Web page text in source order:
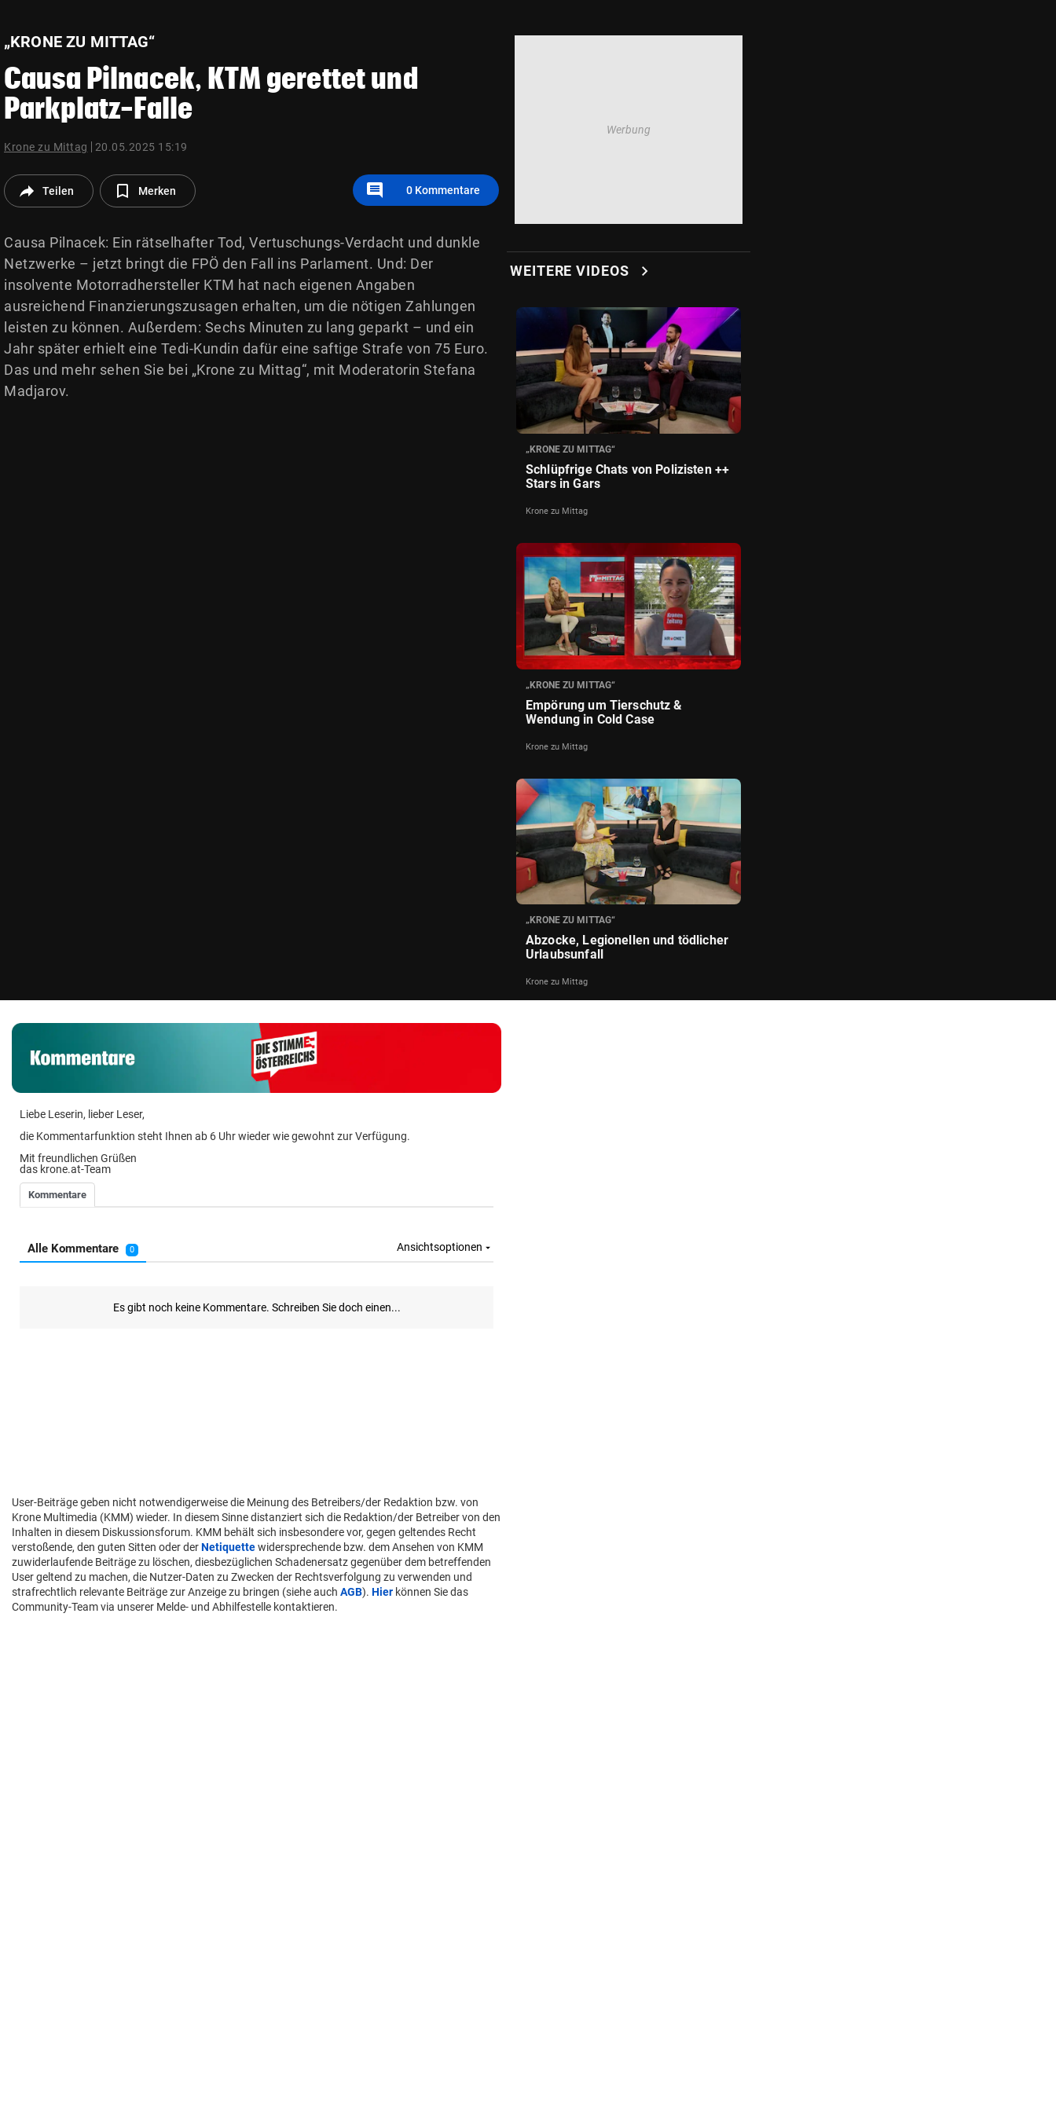
„KRONE ZU MITTAG“
Causa Pilnacek, KTM gerettet und
Parkplatz-Falle
Krone zu Mittag 20.05.2025 15:19
Teilen Merken comment 0 Kommentare
Causa Pilnacek: Ein rätselhafter Tod, Vertuschungs-Verdacht und dunkle
Netzwerke – jetzt bringt die FPÖ den Fall ins Parlament. Und: Der
insolvente Motorradhersteller KTM hat nach eigenen Angaben
ausreichend Finanzierungszusagen erhalten, um die nötigen Zahlungen
leisten zu können. Außerdem: Sechs Minuten zu lang geparkt – und ein
Jahr später erhielt eine Tedi-Kundin dafür eine saftige Strafe von 75 Euro.
Das und mehr sehen Sie bei „Krone zu Mittag“, mit Moderatorin Stefana
Madjarov.
WEITERE VIDEOS chevron_right
„KRONE ZU MITTAG“
Schlüpfrige Chats von Polizisten ++
Stars in Gars
Krone zu Mittag
„KRONE ZU MITTAG“
Empörung um Tierschutz &
Wendung in Cold Case
Krone zu Mittag
„KRONE ZU MITTAG“
Abzocke, Legionellen und tödlicher
Urlaubsunfall
Krone zu Mittag
Liebe Leserin, lieber Leser,
die Kommentarfunktion steht Ihnen ab 6 Uhr wieder wie gewohnt zur Verfügung.
Mit freundlichen Grüßen
das krone.at-Team
User-Beiträge geben nicht notwendigerweise die Meinung des Betreibers/der Redaktion bzw. von
Krone Multimedia (KMM) wieder. In diesem Sinne distanziert sich die Redaktion/der Betreiber von den
Inhalten in diesem Diskussionsforum. KMM behält sich insbesondere vor, gegen geltendes Recht
verstoßende, den guten Sitten oder derNetiquettewidersprechende bzw. dem Ansehen von KMM
zuwiderlaufende Beiträge zu löschen, diesbezüglichen Schadenersatz gegenüber dem betreffenden
User geltend zu machen, die Nutzer-Daten zu Zwecken der Rechtsverfolgung zu verwenden und
strafrechtlich relevante Beiträge zur Anzeige zu bringen (siehe auch AGB). Hier können Sie das
Community-Team via unserer Melde- und Abhilfestelle kontaktieren.